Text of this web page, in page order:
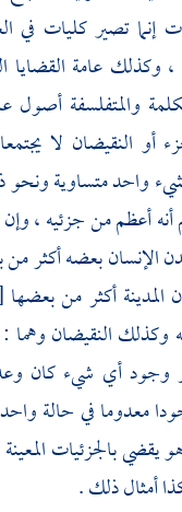
إنما تصير كليات في
وكذلك عامة القضايا
والمتفلسفة
أو النقيضان لا
واحد متساوية
أعظم من جزئيه ، وإن
الإنسان بعضه أكثر
أكثر من بعضها
وكذلك النقيضان وهما
وجود أي شيء كان
معدوما في حالة
يقضي بالجزئيات
أمثال ذلك .